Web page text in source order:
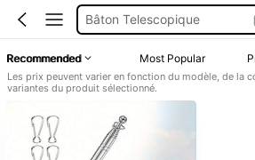
Bâton Drapeau
Matrak
Recommended Most Popular
Les prix peuvent varier en fonction du modèle, de la
variantes du produit sélectionné.